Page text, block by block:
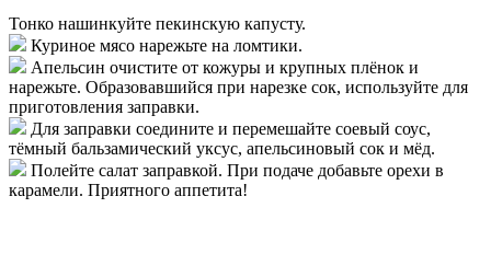
Тонко нашинкуйте пекинскую капусту.
Куриное мясо нарежьте на ломтики.
Апельсин очистите от кожуры и крупных плёнок и
нарежьте. Образовавшийся при нарезке сок, используйте для
приготовления заправки.
Для заправки соедините и перемешайте соевый соус,
тёмный бальзамический уксус, апельсиновый сок и мёд.
Полейте салат заправкой. При подаче добавьте орехи в
карамели. Приятного аппетита!